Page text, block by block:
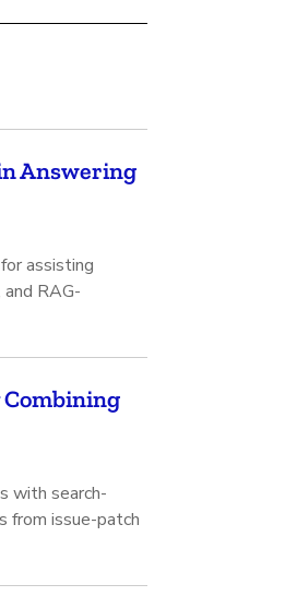
Answering
assisting
RAG-
with search-
from issue-patch